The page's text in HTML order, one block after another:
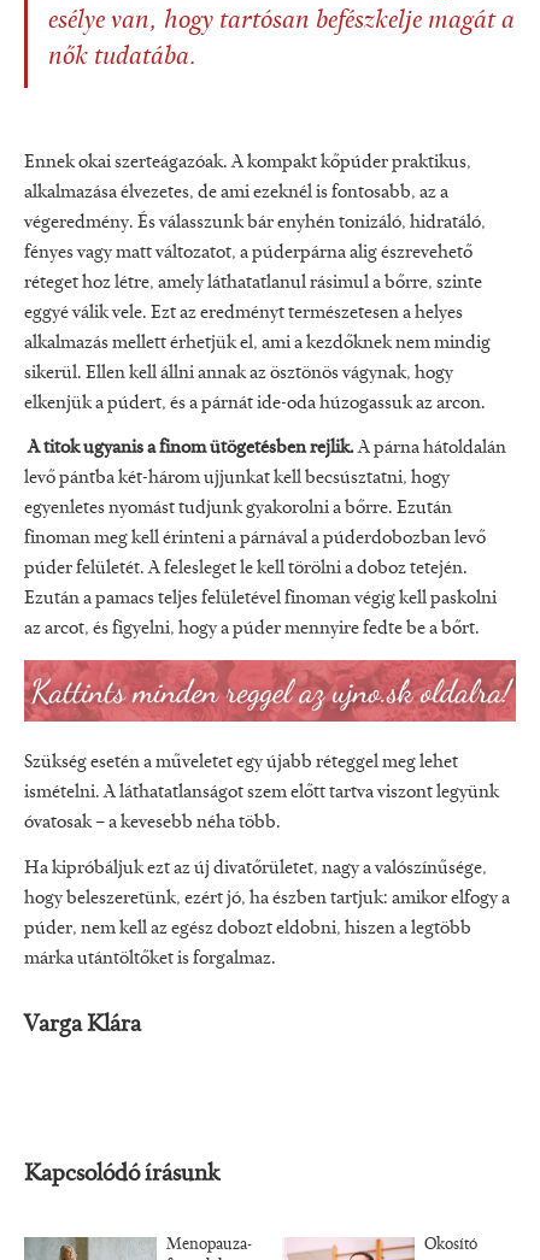
esélye van, hogy tartósan befészkelje magát a
nők tudatába.
Ennek okai szerteágazóak. A kompakt kőpúder praktikus,
alkalmazása élvezetes, de ami ezeknél is fontosabb, az a
végeredmény. És válasszunk bár enyhén tonizáló, hidratáló,
fényes vagy matt változatot, a púderpárna alig észrevehető
réteget hoz létre, amely láthatatlanul rásimul a bőrre, szinte
eggyé válik vele. Ezt az eredményt természetesen a helyes
alkalmazás mellett érhetjük el, ami a kezdőknek nem mindig
sikerül. Ellen kell állni annak az ösztönös vágynak, hogy
elkenjük a púdert, és a párnát ide-oda húzogassuk az arcon.
A titok ugyanis a finom ütögetésben rejlik.A párna hátoldalán
levő pántba két-három ujjunkat kell becsúsztatni, hogy
egyenletes nyomást tudjunk gyakorolni a bőrre. Ezután
finoman meg kell érinteni a párnával a púderdobozban levő
púder felületét. A felesleget le kell törölni a doboz tetején.
Ezután a pamacs teljes felületével finoman végig kell paskolni
az arcot, és figyelni, hogy a púder mennyire fedte be a bőrt.
Szükség esetén a műveletet egy újabb réteggel meg lehet
ismételni. A láthatatlanságot szem előtt tartva viszont legyünk
óvatosak – a kevesebb néha több.
Ha kipróbáljuk ezt az új divatőrületet, nagy a valószínűsége,
hogy beleszeretünk, ezért jó, ha észben tartjuk: amikor elfogy a
púder, nem kell az egész dobozt eldobni, hiszen a legtöbb
márka utántöltőket is forgalmaz.
Varga Klára
Kapcsolódó írásunk
Menopauza-
Okosító